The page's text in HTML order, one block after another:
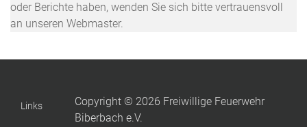
oder Berichte haben, wenden Sie sich bitte vertrauensvoll
an unseren Webmaster.
Links
Copyright © 2026 Freiwillige Feuerwehr
Biberbach e.V.